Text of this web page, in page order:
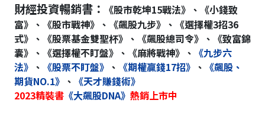
財經投資暢銷書：
《股市乾坤15戰法》、《小錢致
富》、《股市戰神》、《飆股九步》、《選擇權3招36
式》、《股票基金雙聖杯》、《飆股總司令》、《致富錦
囊》、《選擇權不盯盤》、《麻將戰神》、 《九步六
法》 、 《股票不盯盤》 、 《期權贏錢17招》 、 《飆股、
期貨NO.1》 、 《天才賺錢術》
2023精裝書 《大飆股DNA》 熱銷上市中